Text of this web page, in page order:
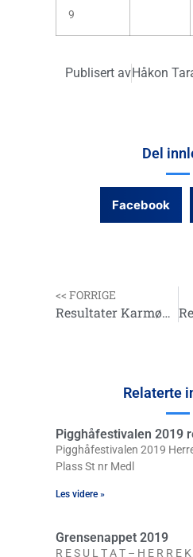
9
Publisert avHåkon
Del
Facebook
<< FORRIGE
Resultater Karmøy Havfiskefestival – 24. mars 2019
Relaterte
Pigghåfestivalen 2019
Pigghåfestivalen
Plass St nr Medl
Les videre »
Grensenappet 2019
R E S U L T A T – H E R R